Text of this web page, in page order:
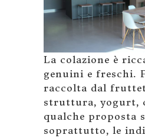
La colazione è
genuini e freschi.
raccolta dal
struttura, yogurt,
qualche proposta
soprattutto, le